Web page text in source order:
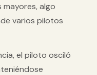
algo
varios pilotos
el piloto osciló